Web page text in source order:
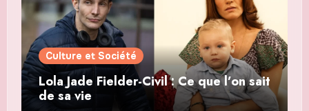
Culture et Société
Lola Jade Fielder-Civil : Ce que l’on sait
de sa vie